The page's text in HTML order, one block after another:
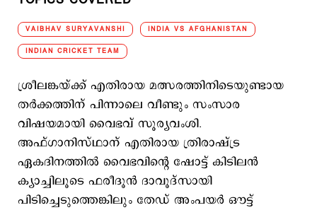
VAIBHAV SURYAVANSHI INDIA VS AFGHANISTAN
INDIAN CRICKET TEAM
ശ്രീലങ്കയ്ക്ക് എതിരായ മത്സരത്തിനിടെയുണ്ടായ
തര്‍ക്കത്തിന് പിന്നാലെ വീണ്ടും സംസാര
വിഷയമായി വൈഭവ് സൂര്യവംശി.
അഫ്ഗാനിസ്ഥാന് എതിരായ ത്രിരാഷ്ട്ര
ഏകദിനത്തില്‍ വൈഭവിന്‍റെ ഷോട്ട് കിടിലന്‍
ക്യാച്ചിലൂടെ ഫരീദൂൻ ദാവൂദ്‌സായി
പിടിച്ചെടുത്തെങ്കിലും തേഡ് അംപയര്‍ ഔട്ട്